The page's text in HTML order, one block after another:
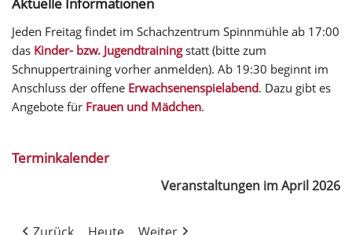
Jeden Freitag findet im Schachzentrum Spinnmühle ab 17:00
das Kinder- bzw. Jugendtrainingstatt (bitte zum
Schnuppertraining vorher anmelden). Ab 19:30 beginnt im
Anschluss der offene Erwachsenenspielabend. Dazu gibt es
Angebote für Frauen und Mädchen.
Terminkalender
Veranstaltungen im April 2026